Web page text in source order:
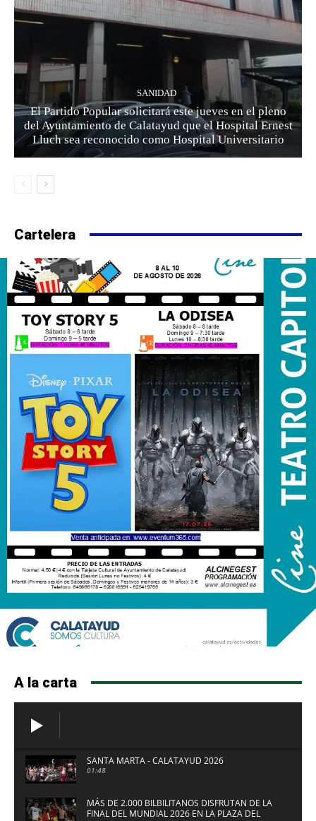
SANIDAD
El Partido Popular solicitará este jueves en el pleno
del Ayuntamiento de Calatayud que el Hospital Ernest
Lluch sea reconocido como Hospital Universitario
Cartelera
A la carta
SANTA MARTA - CALATAYUD 2026
01:48
MÁS DE 2.000 BILBILITANOS DISFRUTAN DE LA
FINAL DEL MUNDIAL 2026 EN LA PLAZA DEL